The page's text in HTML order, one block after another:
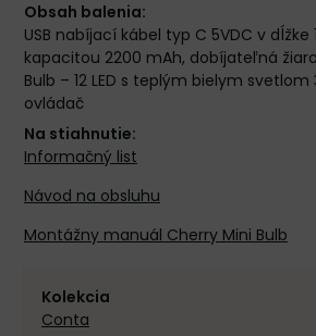
Obsah balenia:
USB nabíjací kábel typ C 5VDC v dĺžke
kapacitou 2200 mAh, dobíjateľná
Bulb – 12 LED s teplým bielym
ovládač
Na stiahnutie:
Informačný list
Návod na obsluhu
Montážny manuál Cherry Mini Bulb
Kolekcia
Conta